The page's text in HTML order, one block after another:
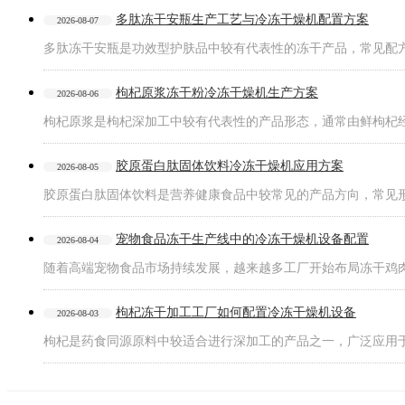
2026-08-07 多肽冻干安瓶生产工艺与冷冻干燥机配置方案
多肽冻干安瓶是功效型护肤品中较有代表性的冻干产品，常见配
2026-08-06 枸杞原浆冻干粉冷冻干燥机生产方案
枸杞原浆是枸杞深加工中较有代表性的产品形态，通常由鲜枸杞
2026-08-05 胶原蛋白肽固体饮料冷冻干燥机应用方案
胶原蛋白肽固体饮料是营养健康食品中较常见的产品方向，常见
2026-08-04 宠物食品冻干生产线中的冷冻干燥机设备配置
随着高端宠物食品市场持续发展，越来越多工厂开始布局冻干鸡
2026-08-03 枸杞冻干加工工厂如何配置冷冻干燥机设备
枸杞是药食同源原料中较适合进行深加工的产品之一，广泛应用